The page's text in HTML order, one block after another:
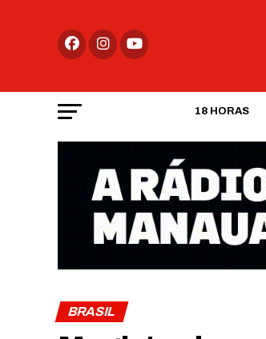
18 HORAS
BRASIL